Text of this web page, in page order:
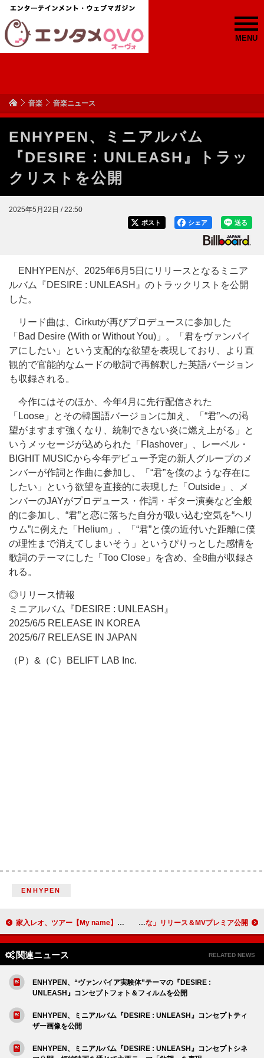
MENU
音楽 音楽ニュース
ENHYPEN、ミニアルバム
『DESIRE : UNLEASH』トラッ
クリストを公開
2025年5月22日 / 22:50
送る
シェア
ポスト
ENHYPENが、2025年6月5日にリリースとなるミニア
ルバム『DESIRE : UNLEASH』のトラックリストを公開
した。
リード曲は、Cirkutが再びプロデュースに参加した
「Bad Desire (With or Without You)」。「君をヴァンパイ
アにしたい」という支配的な欲望を表現しており、より直
観的で官能的なムードの歌詞で再解釈した英語バージョン
も収録される。
今作にはそのほか、今年4月に先行配信された
「Loose」とその韓国語バージョンに加え、「“君”への渇
望がますます強くなり、統制できない炎に燃え上がる」と
いうメッセージが込められた「Flashover」、レーベル・
BIGHIT MUSICから今年デビュー予定の新人グループのメ
ンバーが作詞と作曲に参加し、「“君”を僕のような存在に
したい」という欲望を直接的に表現した「Outside」、メ
ンバーのJAYがプロデュース・作詞・ギター演奏など全般
的に参加し、“君”と恋に落ちた自分が吸い込む空気を“ヘリ
ウム”に例えた「Helium」、「“君”と僕の近付いた距離に僕
の理性まで消えてしまいそう」というぴりっとした感情を
歌詞のテーマにした「Too Close」を含め、全8曲が収録さ
れる。
◎リリース情報
ミニアルバム『DESIRE : UNLEASH』
2025/6/5 RELEASE IN KOREA
2025/6/7 RELEASE IN JAPAN
（P）&（C）BELIFT LAB Inc.
ENHYPEN
家入レオ、ツアー【My name】映像作品＆CDを8月リリース ammo、「あの月にかかる雲のような」リリース＆MVプレミア公開
関連ニュース RELATED NEWS
ENHYPEN、“ヴァンパイア実験体”テーマの『DESIRE :
UNLEASH』コンセプトフォト＆フィルムを公開
ENHYPEN、ミニアルバム『DESIRE : UNLEASH』コンセプトティ
ザー画像を公開
ENHYPEN、ミニアルバム『DESIRE : UNLEASH』コンセプトシネ